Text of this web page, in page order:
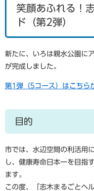
笑顔あふれる！
ド（第2弾）
新たに、いろは親水公園に
が完成しました。
第1弾（5コース）はこちら
目的
市では、水辺空間の利活用
し、健康寿命日本一を目指
ます。
この度、「志木まるごとヘ